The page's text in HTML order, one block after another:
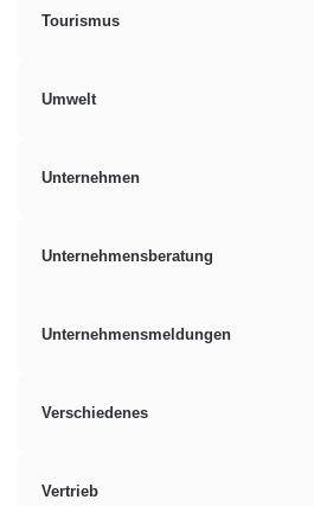
Tourismus
Umwelt
Unternehmen
Unternehmensberatung
Unternehmensmeldungen
Verschiedenes
Vertrieb